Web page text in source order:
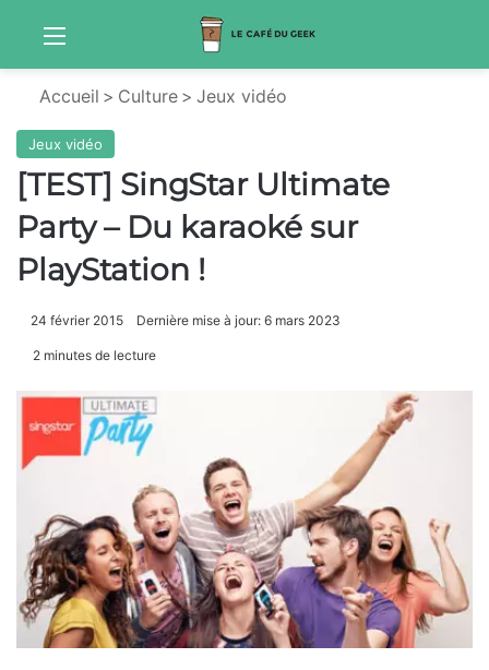
Accueil > Culture > Jeux vidéo
Jeux vidéo
[TEST] SingStar Ultimate
Party – Du karaoké sur
PlayStation !
24 février 2015 Dernière mise à jour: 6 mars 2023
2 minutes de lecture